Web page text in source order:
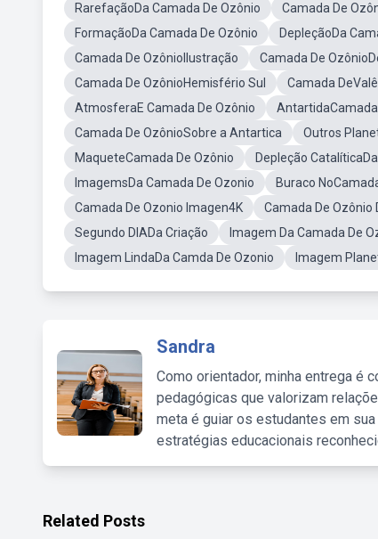
RarefaçãoDa Camada De Ozônio
Camada De
FormaçãoDa Camada De Ozônio
DepleçãoDa
Camada De OzônioIlustração
Camada De
Camada De OzônioHemisfério Sul
Camada
AtmosferaE Camada De Ozônio
Camada De OzônioSobre a Antartica
Outros
MaqueteCamada De Ozônio
Depleção
ImagemsDa Camada De Ozonio
Buraco
Camada De Ozonio Imagen4K
Camada De Ozônio
Segundo DIADa Criação
Imagem Da Camada De
Imagem LindaDa Camda De Ozonio
Imagem
Sandra
Como orientador, minha entrega é
pedagógicas que valorizam
meta é guiar os estudantes em
estratégias educacionais
Related Posts